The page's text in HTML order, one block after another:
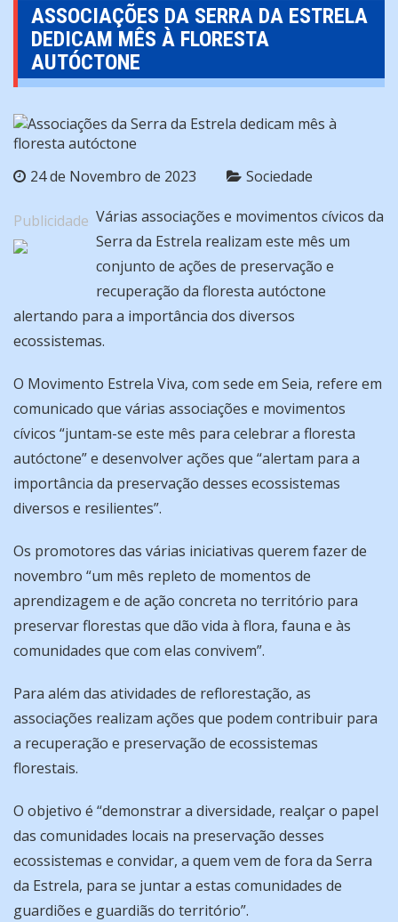
ASSOCIAÇÕES DA SERRA DA ESTRELA
DEDICAM MÊS À FLORESTA
AUTÓCTONE
24 de Novembro de 2023 Sociedade
Publicidade Várias associações e movimentos cívicos da
Serra da Estrela realizam este mês um
conjunto de ações de preservação e
recuperação da floresta autóctone
alertando para a importância dos diversos
ecossistemas.
O Movimento Estrela Viva, com sede em Seia, refere em
comunicado que várias associações e movimentos
cívicos “juntam-se este mês para celebrar a floresta
autóctone” e desenvolver ações que “alertam para a
importância da preservação desses ecossistemas
diversos e resilientes”.
Os promotores das várias iniciativas querem fazer de
novembro “um mês repleto de momentos de
aprendizagem e de ação concreta no território para
preservar florestas que dão vida à flora, fauna e às
comunidades que com elas convivem”.
Para além das atividades de reflorestação, as
associações realizam ações que podem contribuir para
a recuperação e preservação de ecossistemas
florestais.
O objetivo é “demonstrar a diversidade, realçar o papel
das comunidades locais na preservação desses
ecossistemas e convidar, a quem vem de fora da Serra
da Estrela, para se juntar a estas comunidades de
guardiões e guardiãs do território”.